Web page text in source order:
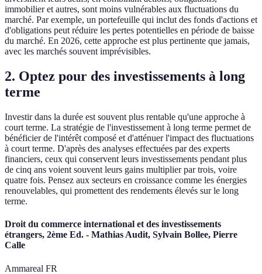
immobilier et autres, sont moins vulnérables aux fluctuations du
marché. Par exemple, un portefeuille qui inclut des fonds d'actions et
d'obligations peut réduire les pertes potentielles en période de baisse
du marché. En 2026, cette approche est plus pertinente que jamais,
avec les marchés souvent imprévisibles.
2. Optez pour des investissements à long
terme
Investir dans la durée est souvent plus rentable qu'une approche à
court terme. La stratégie de l'investissement à long terme permet de
bénéficier de l'intérêt composé et d'atténuer l'impact des fluctuations
à court terme. D'après des analyses effectuées par des experts
financiers, ceux qui conservent leurs investissements pendant plus
de cinq ans voient souvent leurs gains multiplier par trois, voire
quatre fois. Pensez aux secteurs en croissance comme les énergies
renouvelables, qui promettent des rendements élevés sur le long
terme.
Droit du commerce international et des investissements
étrangers, 2ème Ed. - Mathias Audit, Sylvain Bollee, Pierre
Calle
Ammareal FR